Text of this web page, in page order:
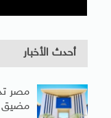
أحدث الأخبار
مصر
مضيق